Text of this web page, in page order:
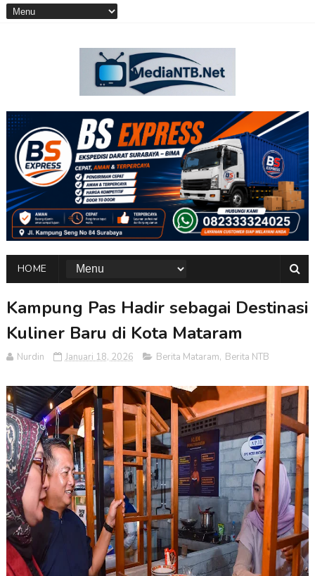
HOME
Kampung Pas Hadir sebagai Destinasi
Kuliner Baru di Kota Mataram
Nurdin Januari 18, 2026 Berita Mataram, Berita NTB